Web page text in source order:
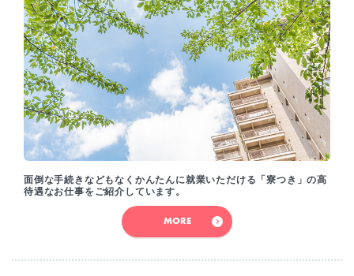
面倒な手続きなどもなくかんたんに就業いただける「寮つき」の高
待遇なお仕事をご紹介しています。
MORE